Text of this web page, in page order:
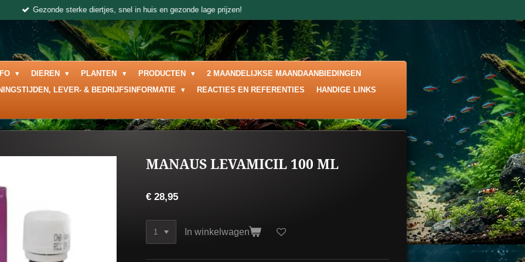
Gezonde sterke diertjes, snel in huis en gezonde lage prijzen!
DIEREN PLANTEN PRODUCTEN
2 MAANDELIJKSE MAANDAANBIEDINGEN
LEVER- & BEDRIJFSINFORMATIE REACTIES EN REFERENTIES HANDIGE LINKS
MANAUS LEVAMICIL 100 ML
€ 28,95
In winkelwagen